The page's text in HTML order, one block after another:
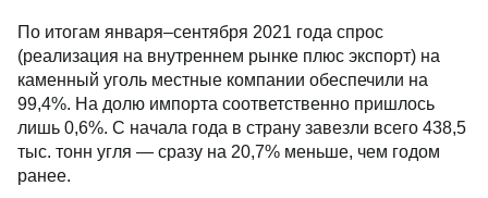
По итогам января–сентября 2021 года спрос
(реализация на внутреннем рынке плюс экспорт) на
каменный уголь местные компании обеспечили на
99,4%. На долю импорта соответственно пришлось
лишь 0,6%. С начала года в страну завезли всего 438,5
тыс. тонн угля — сразу на 20,7% меньше, чем годом
ранее.